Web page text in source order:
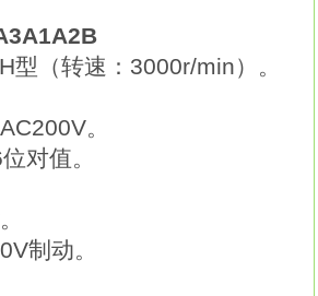
型（转速：3000r/min）。
。
对值。
制动。